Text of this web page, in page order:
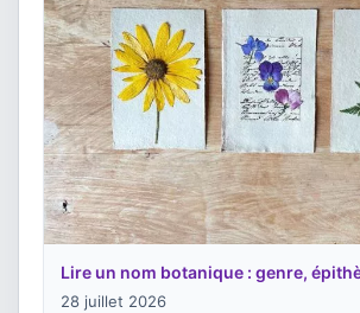
Lire un nom botanique : genre,
28 juillet 2026